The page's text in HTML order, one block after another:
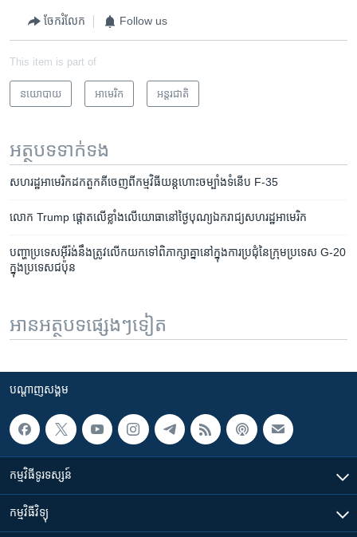
ចែករំលែក Follow us
This item is part of
នយោបាយ អាមេរិក​ អន្តរជាតិ
អត្ថបទ​ទាក់ទង
សហរដ្ឋ​អាមេរិកដកតួកគី​ចេញ​ពី​កម្មវិធី​យន្តហោះ​ចម្បាំង​ទំនើប F-35
លោក Trump ផ្តោត​លើ​ខ្លាំង​លើ​យោធា​នៅ​ថ្ងៃបុណ្យ​ឯករាជ្យ​សហរដ្ឋអាមេរិក
បញ្ហា​​ប្រទេស​អ៊ីរ៉ង់​នឹង​ត្រូវ​លើក​យក​ទៅ​ពិភាក្សា​គ្នា​នៅ​ក្នុង​ការ​ប្រជុំ​នៃ​ក្រុម​ប្រទេស​ G-20​
ក្នុង​ប្រទេស​ជប៉ុន
អានអត្ថបទផ្សេងៗទៀត
បណ្តាញ​សង្គម
កម្មវិធី​ទូរទស្សន៍
កម្មវិធី​វិទ្យុ